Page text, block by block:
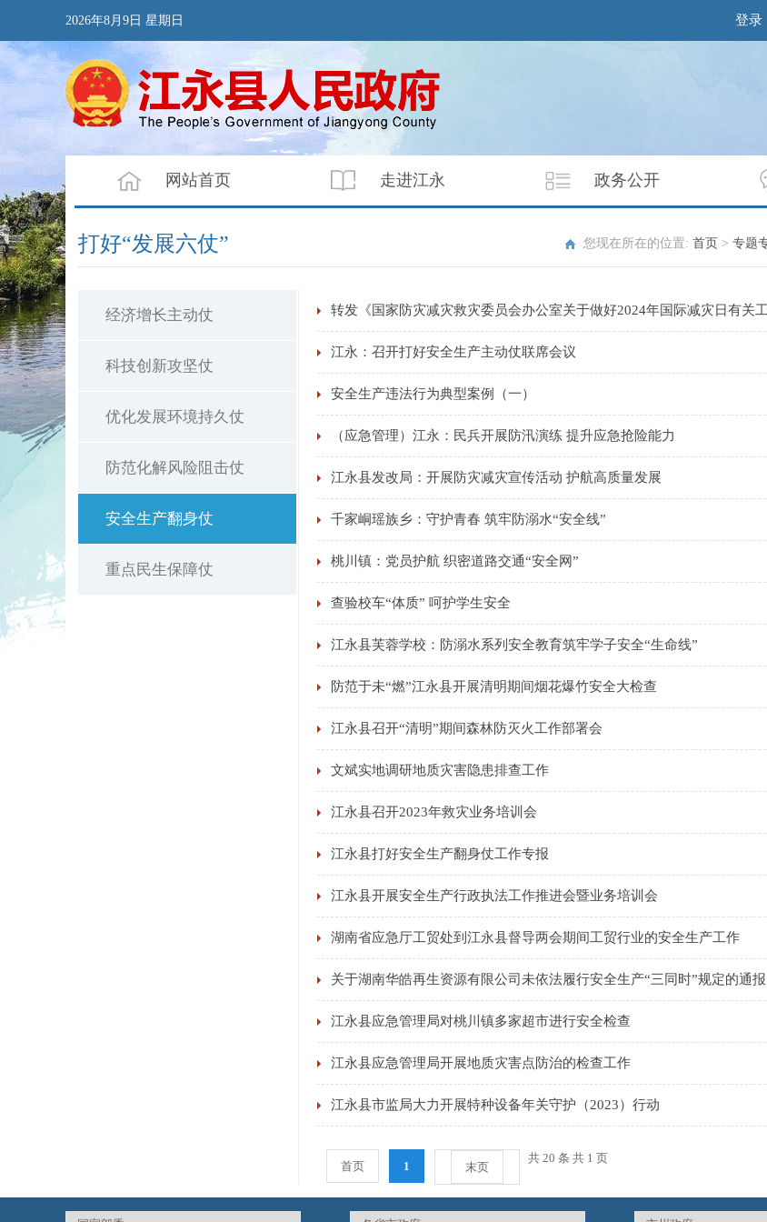
2026年8月9日 星期日 登录
网站首页 走进江永 政务公开
打好“发展六仗” 您现在所在的位置: 首页 > 专题
经济增长主动仗
科技创新攻坚仗
优化发展环境持久仗
防范化解风险阻击仗
安全生产翻身仗
重点民生保障仗
转发《国家防灾减灾救灾委员会办公室关于做好2024年国际减灾日有关工
江永：召开打好安全生产主动仗联席会议
安全生产违法行为典型案例（一）
（应急管理）江永：民兵开展防汛演练 提升应急抢险能力
江永县发改局：开展防灾减灾宣传活动 护航高质量发展
千家峒瑶族乡：守护青春 筑牢防溺水“安全线”
桃川镇：党员护航 织密道路交通“安全网”
查验校车“体质” 呵护学生安全
江永县芙蓉学校：防溺水系列安全教育筑牢学子安全“生命线”
防范于未“燃”江永县开展清明期间烟花爆竹安全大检查
江永县召开“清明”期间森林防灭火工作部署会
文斌实地调研地质灾害隐患排查工作
江永县召开2023年救灾业务培训会
江永县打好安全生产翻身仗工作专报
江永县开展安全生产行政执法工作推进会暨业务培训会
湖南省应急厅工贸处到江永县督导两会期间工贸行业的安全生产工作
关于湖南华皓再生资源有限公司未依法履行安全生产“三同时”规定的通报
江永县应急管理局对桃川镇多家超市进行安全检查
江永县应急管理局开展地质灾害点防治的检查工作
江永县市监局大力开展特种设备年关守护（2023）行动
首页 1 末页
共 20 条 共 1 页